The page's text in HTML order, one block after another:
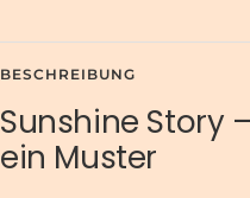
BESCHREIBUNG
Sunshine Story
ein Muster